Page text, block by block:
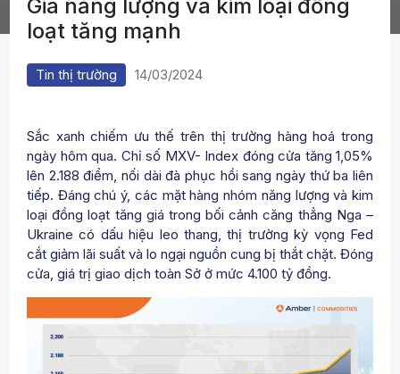
Giá năng lượng và kim loại đồng
loạt tăng mạnh
Tin thị trường 14/03/2024
Sắc xanh chiếm ưu thế trên thị trường hàng hoá trong
ngày hôm qua. Chỉ số MXV- Index đóng cửa tăng 1,05%
lên 2.188 điểm, nối dài đà phục hồi sang ngày thứ ba liên
tiếp. Đáng chú ý, các mặt hàng nhóm năng lượng và kim
loại đồng loạt tăng giá trong bối cảnh căng thẳng Nga –
Ukraine có dấu hiệu leo thang, thị trường kỳ vọng Fed
cắt giảm lãi suất và lo ngại nguồn cung bị thắt chặt. Đóng
cửa, giá trị giao dịch toàn Sở ở mức 4.100 tỷ đồng.